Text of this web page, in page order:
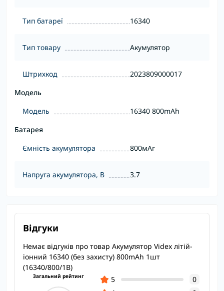
Тип батареї 16340
Тип товару Акумулятор
Штрихкод
2023809000017
Модель
Модель
16340 800mAh
Батарея
Ємність акумулятора
800мАг
Напруга акумулятора, В 3.7
Відгуки
Немає відгуків про товар Акумулятор Videx літій-
іонний 16340 (без захисту) 800mAh 1шт
(16340/800/1B)
Загальний рейтинг 5
0